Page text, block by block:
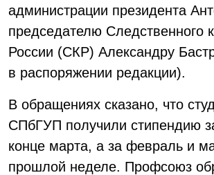
администрации президента
председателю Следственного
России (СКР) Александру
в распоряжении редакции).
В обращениях сказано, что
СПбГУП получили стипендию
конце марта, а за февраль и
прошлой неделе. Профсоюз